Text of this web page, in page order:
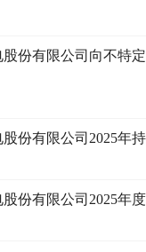
份有限公司向不特
份有限公司2025年
份有限公司2025年